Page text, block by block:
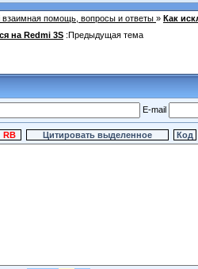
взаимная помощь, вопросы и ответы » Как
на Redmi 3S :Предыдущая тема
E-mail